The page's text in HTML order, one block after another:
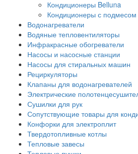
Кондиционеры Belluna
Кондиционеры с подмесом
Водонагреватели
Водяные тепловентиляторы
Инфракрасные обогреватели
Насосы и насосные станции
Насосы для стиральных машин
Рециркуляторы
Клапаны для водонагревателей
Электрические
Сушилки для рук
Сопутствующие товары для
Конфорки для электроплит
Твердотопливные котлы
Тепловые завесы